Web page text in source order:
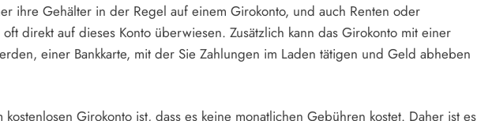
ihre Gehälter in der Regel auf einem Girokonto, und auch Renten oder
direkt auf dieses Konto überwiesen. Zusätzlich kann das Girokonto mit einer
einer Bankkarte, mit der Sie Zahlungen im Laden tätigen und Geld abheben
kostenlosen Girokonto ist, dass es keine monatlichen Gebühren kostet. Daher ist es